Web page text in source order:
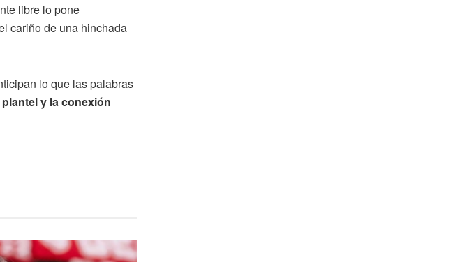
libre lo pone
cariño de una hinchada
lo que las palabras
y la conexión